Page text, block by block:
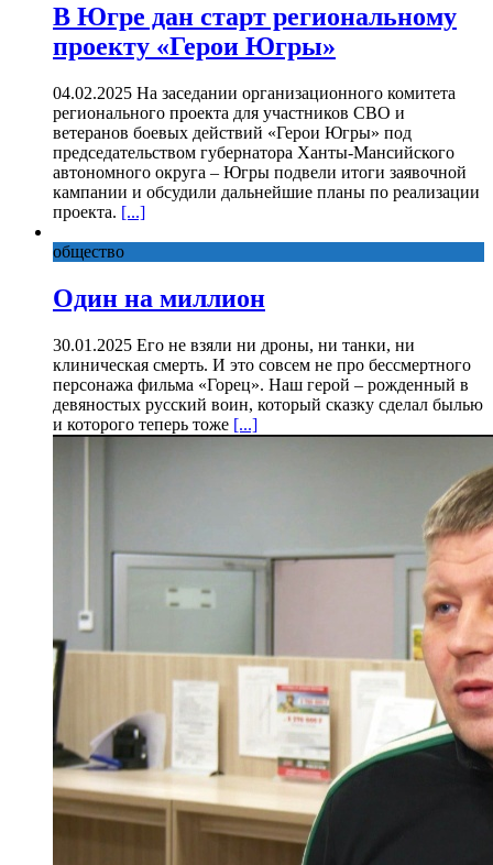
В Югре дан старт региональному
проекту «Герои Югры»
04.02.2025 На заседании организационного комитета
регионального проекта для участников СВО и
ветеранов боевых действий «Герои Югры» под
председательством губернатора Ханты-Мансийского
автономного округа – Югры подвели итоги заявочной
кампании и обсудили дальнейшие планы по реализации
проекта. [...]
общество
Один на миллион
30.01.2025 Его не взяли ни дроны, ни танки, ни
клиническая смерть. И это совсем не про бессмертного
персонажа фильма «Горец». Наш герой – рожденный в
девяностых русский воин, который сказку сделал былью
и которого теперь тоже [...]